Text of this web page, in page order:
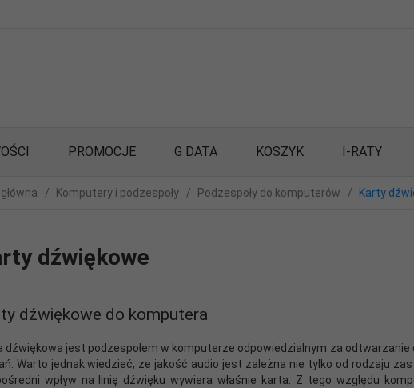
PROMOCJE G DATA KOSZYK I-RATY
Komputery i podzespoły Podzespoły do komputerów Karty
dźwiękowe
dźwiękowe do komputera
dźwiękowa jest podzespołem w komputerze odpowiedzialnym za odtwarzanie
Warto jednak wiedzieć, że jakość audio jest zależna nie tylko od rodzaju
wpływ na linię dźwięku wywiera właśnie karta. Z tego względu